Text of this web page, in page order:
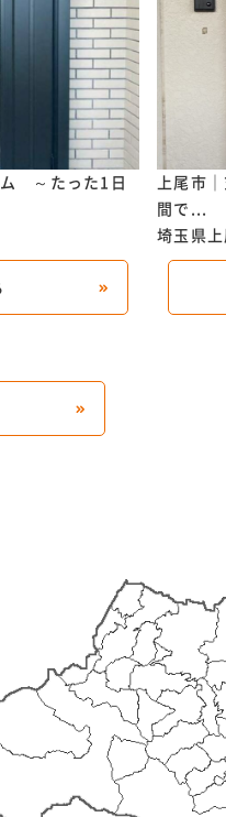
ム ～たった1日
上尾市
間で...
埼玉県